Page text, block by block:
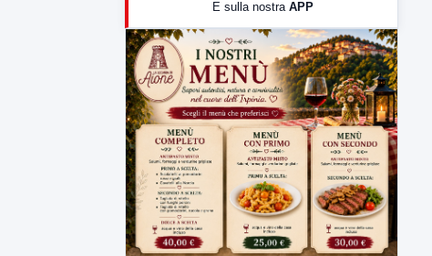
23:00 LabNews (replica)
E sulla nostra APP